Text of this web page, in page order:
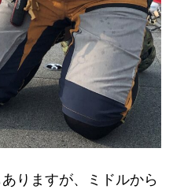
りますが、ミドルから